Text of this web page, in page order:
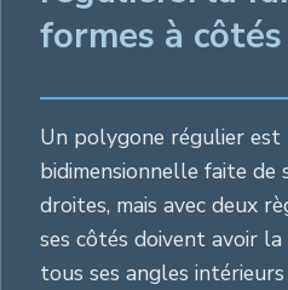
formes à côtés
Un polygone régulier est
bidimensionnelle faite de
droites, mais avec deux
ses côtés doivent avoir
tous ses angles